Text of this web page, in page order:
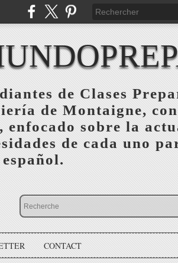
de Clases
de Montaigne,
sobre la
de cada uno
CONTACT